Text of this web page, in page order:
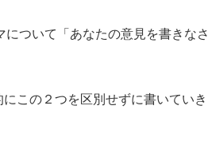
について「あなたの意見を書きなさ
この２つを区別せずに書いていき